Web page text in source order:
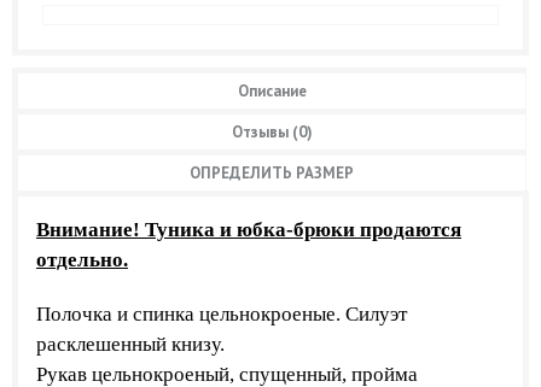
Описание
Отзывы (0)
ОПРЕДЕЛИТЬ РАЗМЕР
Внимание! Туника и юбка-брюки продаются
отдельно.
Полочка и спинка цельнокроеные. Силуэт
расклешенный книзу.
Рукав цельнокроеный, спущенный, пройма